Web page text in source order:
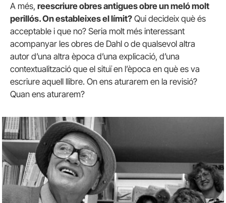
A més, reescriure obres antigues obre un meló molt
perillós. On estableixes el límit? Qui decideix què és
acceptable i que no? Seria molt més interessant
acompanyar les obres de Dahl o de qualsevol altra
autor d’una altra època d’una explicació, d’una
contextualització que el situï en l’època en què es va
escriure aquell llibre. On ens aturarem en la revisió?
Quan ens aturarem?